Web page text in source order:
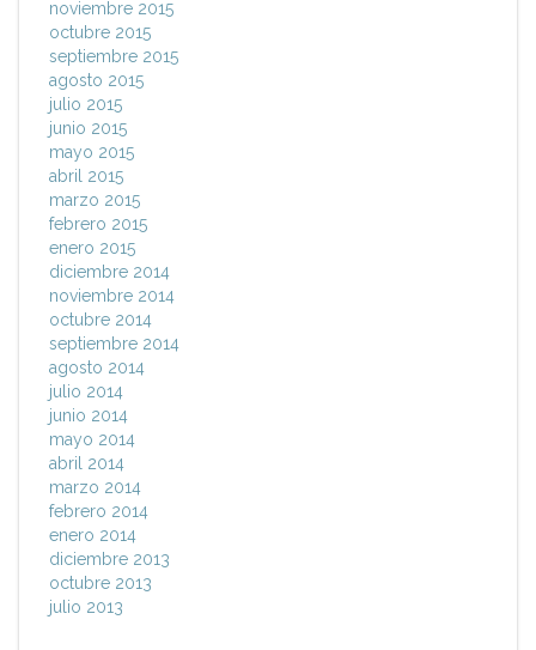
noviembre 2015
octubre 2015
septiembre 2015
agosto 2015
julio 2015
junio 2015
mayo 2015
abril 2015
marzo 2015
febrero 2015
enero 2015
diciembre 2014
noviembre 2014
octubre 2014
septiembre 2014
agosto 2014
julio 2014
junio 2014
mayo 2014
abril 2014
marzo 2014
febrero 2014
enero 2014
diciembre 2013
octubre 2013
julio 2013